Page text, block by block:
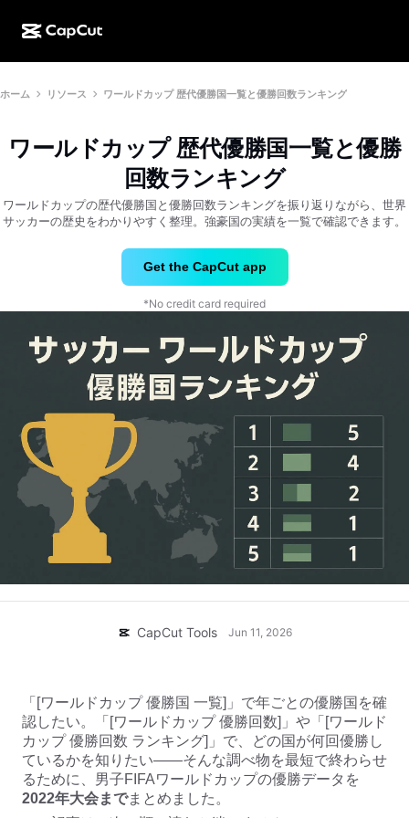
CapCutデスクトップ
CapCutオンライン
CapCutモバイル
AI作成
動画スタジオ
AI動画ジェネレーター
AI画像補正ツール
Nano Banana Pro
Gemini Omni
テキストとオーディオ
自動キャプション
キャプションテンプレート
ノイズ軽減
画像
機能
動画エディター＆ジェネレーター
画像エディター＆ジェネレーター
ユースケース
ソーシャルメディア
マーケティング
ライフスタイル＆ブイログ
カスタムデザイン
ピックアップ
テンプレートのトレンドとヒント
その他
ソーシャルメディアのテンプレート
ホリデーのテンプレート
カレンダーのテンプレート
アニバーサリーのテンプレート
エフェクトのテンプレート
ビジネスのテンプレート
産業のテンプレート
振り返りのテンプレート
その他の情報
アフィリエイト
パイオニアプログラム
クリエイティブパートナープログラム
CapCutクリエイティブキャンパス
トラストセンター
ヘルプセンター
CapCutの利用規約について
Dreamina Seedance 2.0 Launch
CapCutを起動
ホーム リソース ワールドカップ 歴代優勝国一覧と優勝回数ランキング
ワールドカップ 歴代優勝国一覧と優勝
回数ランキング
ワールドカップの歴代優勝国と優勝回数ランキングを振り返りながら、世界
サッカーの歴史をわかりやすく整理。強豪国の実績を一覧で確認できます。
Get the CapCut app
*No credit card required
CapCut Tools Jun 11, 2026
「[ワールドカップ 優勝国 一覧]」で年ごとの優勝国を確
認したい。「[ワールドカップ 優勝回数]」や「[ワールド
カップ 優勝回数 ランキング]」で、どの国が何回優勝し
ているかを知りたい——そんな調べ物を最短で終わらせ
るために、男子FIFAワールドカップの優勝データを
2022年大会までまとめました。